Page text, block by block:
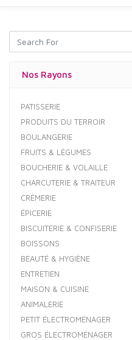
Nos Rayons
PATISSERIE
PRODUITS DU TERROIR
BOULANGERIE
FRUITS & LÉGUMES
BOUCHERIE & VOLAILLE
CHARCUTERIE & TRAITEUR
CRÈMERIE
ÉPICERIE
BISCUITERIE & CONFISERIE
BOISSONS
BEAUTÉ & HYGIÈNE
ENTRETIEN
MAISON & CUISINE
ANIMALERIE
PETIT ÉLECTROMÉNAGER
GROS ÉLECTROMÉNAGER